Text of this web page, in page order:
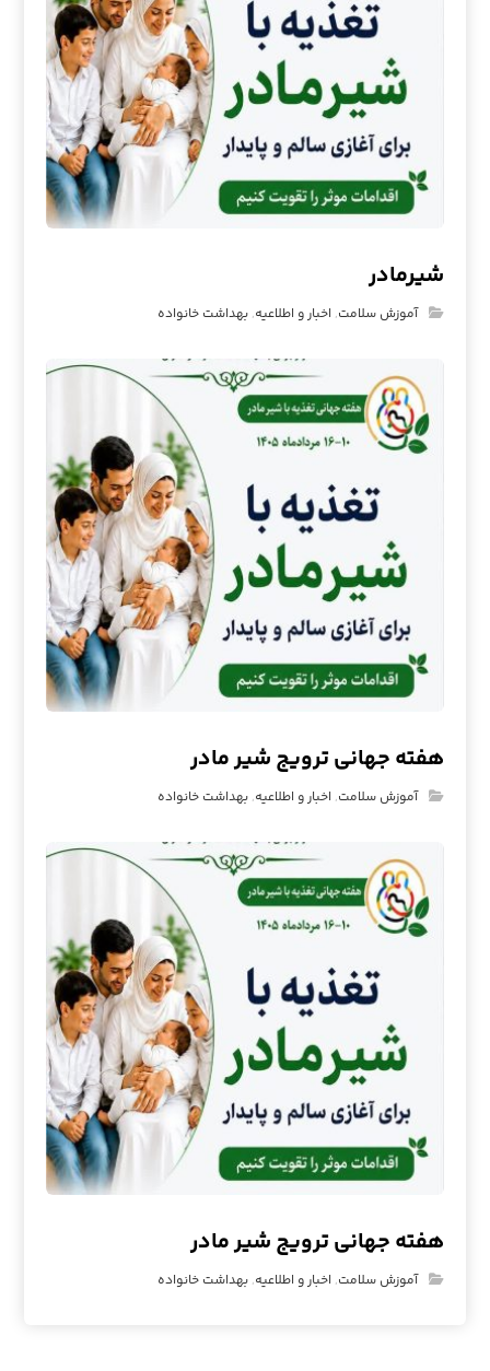
شیرمادر
آموزش سلامت, اخبار و اطلاعیه,بهداشت خانواده
هفته جهانی ترویج شیر مادر
آموزش سلامت, اخبار و اطلاعیه,بهداشت خانواده
هفته جهانی ترویج شیر مادر
آموزش سلامت, اخبار و اطلاعیه,بهداشت خانواده